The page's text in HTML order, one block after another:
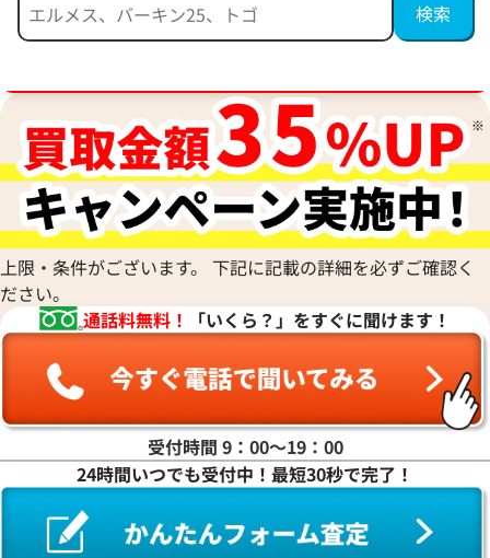
ティファニー Tワイヤー ブレスレット バ
参考買取価格
207,000円
2026年4月17日時点
ティファニー ボ
参考買取価格
155,000円
2026年2月17日時
ティファニー アトラス ブレスレット
参考買取価格
参考買取価格
上限・条件がございます。 下記に記載の詳細を必ずご確認く
ださい。
通話料無料！
「いくら？」をすぐに聞けます！
受付時間 9：00〜19：00
24時間いつでも受付中！最短30秒で完了！